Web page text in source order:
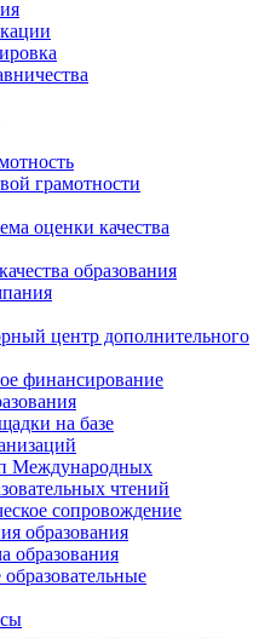
грамотности
оценки качества
образования
центр дополнительного
финансирование
на базе
Международных
чтений
сопровождение
образования
образования